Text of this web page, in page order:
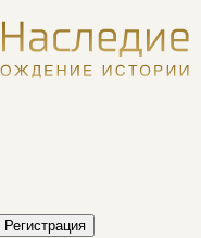
Регистрация